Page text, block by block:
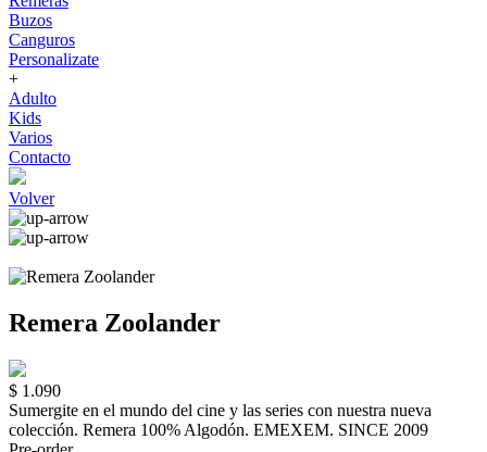
Buzos
Canguros
Personalizate
+
Adulto
Kids
Varios
Contacto
Volver
Remera Zoolander
$ 1.090
Sumergite en el mundo del cine y las series con nuestra nueva
colección. Remera 100% Algodón. EMEXEM. SINCE 2009